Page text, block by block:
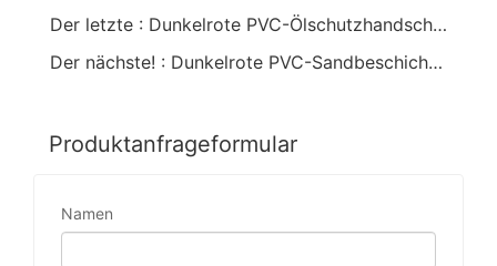
Der letzte : Dunkelrote PVC-Ölschutzhandschuhe persönliche Handschuhe 35cm
Der nächste! : Dunkelrote PVC-Sandbeschichtung Anti-Rutsch-Arbeitshandschuhe 40cm
Produktanfrageformular
Namen